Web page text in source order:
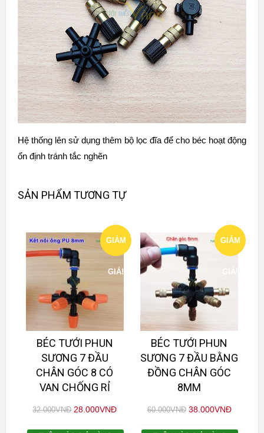
Hệ thống lên sử dụng thêm bộ lọc đĩađể cho béc hoạt động
ổn định tránh tắc nghẽn
SẢN PHẨM TƯƠNG TỰ
GIẢM
GIÁ!
BÉC TƯỚI PHUN
SƯƠNG 7 ĐẦU
CHÂN GÓC 8 CÓ
VAN CHỐNG RỈ
32.000VNĐ 28.000VNĐ
GIẢM
GIÁ!
BÉC TƯỚI PHUN
SƯƠNG 7 ĐẦU BẰNG
ĐỒNG CHÂN GÓC
8MM
60.000VNĐ 38.000VNĐ